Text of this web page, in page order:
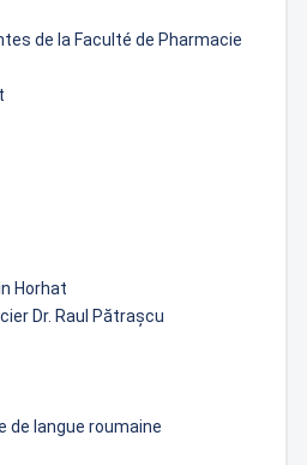
de la Faculté de Pharmacie
Horhat
Dr. Raul Pătrașcu
de langue roumaine